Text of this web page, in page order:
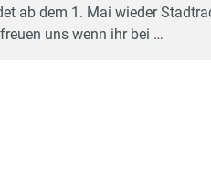
ab dem 1. Mai wieder
uns wenn ihr bei …